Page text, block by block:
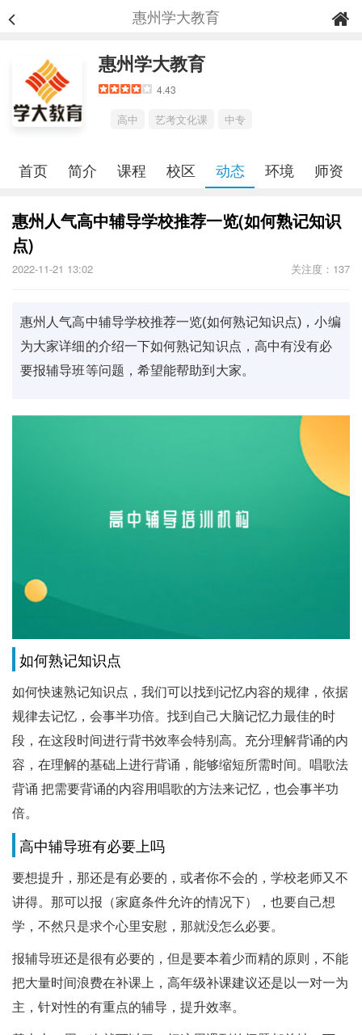
惠州学大教育
惠州学大教育
4.43
高中 艺考文化课 中专
首页 简介 课程 校区 动态 环境 师资
惠州人气高中辅导学校推荐一览(如何熟记知识
点)
2022-11-21 13:02 关注度：137
惠州人气高中辅导学校推荐一览(如何熟记知识点)，小编
为大家详细的介绍一下如何熟记知识点，高中有没有必
要报辅导班等问题，希望能帮助到大家。
如何熟记知识点
如何快速熟记知识点，我们可以找到记忆内容的规律，依据
规律去记忆，会事半功倍。找到自己大脑记忆力最佳的时
段，在这段时间进行背书效率会特别高。充分理解背诵的内
容，在理解的基础上进行背诵，能够缩短所需时间。唱歌法
背诵 把需要背诵的内容用唱歌的方法来记忆，也会事半功
倍。
高中辅导班有必要上吗
要想提升，那还是有必要的，或者你不会的，学校老师又不
讲得。那可以报（家庭条件允许的情况下），也要自己想
学，不然只是求个心里安慰，那就没怎么必要。
报辅导班还是很有必要的，但是要本着少而精的原则，不能
把大量时间浪费在补课上，高年级补课建议还是以一对一为
主，针对性的有重点的辅导，提升效率。